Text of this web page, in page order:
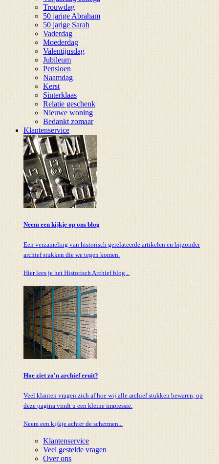
Trouwdag
50 jarige Abraham
50 jarige Sarah
Vaderdag
Moederdag
Valentijnsdag
Jubileum
Pensioen
Naamdag
Kerst
Sinterklaas
Relatie geschenk
Nieuwe woning
Bedankt zomaar
Klantenservice
Neem een kijkje op ons blog
Een verzameling van historisch gerelateerde artikelen en bijzonder
archief stukken die we tegen komen.
Hier lees je het Historisch Archief blog...
Hoe ziet zo'n archief eruit?
Veel klanten vragen zich af hoe wij alle archief stukken bewaren, op
deze pagina vindt u een kleine impressie.
Neem een kijkje achter de schermen...
Klantenservice
Veel gestelde vragen
Over ons